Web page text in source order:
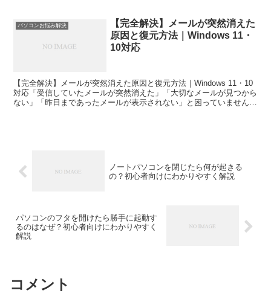
パソコンお悩み解決
【完全解決】メールが突然消えた
原因と復元方法｜Windows 11・
10対応
【完全解決】メールが突然消えた原因と復元方法｜Windows 11・10
対応「受信していたメールが突然消えた」「大切なメールが見つから
ない」「昨日まであったメールが表示されない」と困っていません
ノートパソコンを閉じたら何が起きる
の？初心者向けにわかりやすく解説
パソコンのフタを開けたら勝手に起動す
るのはなぜ？初心者向けにわかりやすく
解説
コメント